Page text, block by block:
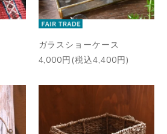
ガラスショーケース
4,000円(税込4,400円)